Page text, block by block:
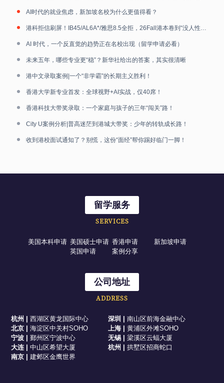
AI时代的就业焦虑，新加坡名校为什么更值得看？
港科拒信刷屏！IB45/AL6A*/雅思8.5全拒，26Fall港本卷到“没人性”！
AI 时代，一个反直觉的趋势正在名校出现（留学申请必看）
未来五年，哪些专业更“稳”？新华社给出的答案，其实很清晰
港中文录取案例|一个“非学霸”的长期主义胜利！
香港大学新专业首发：全球视野+AI实战，仅40席！
香港科技大带奖录取：一个家庭与孩子的三年“闯关”路！
City U案例分析|普高迷茫到港城大带奖：少年的转轨成长路！
收到港校面试通知了？别慌，这份“面经”帮你踢好临门一脚！
留学服务
SERVICES
美国本科申请 美国硕士申请 香港申请
新加坡申请
英国申请
案例分享
公司地址
ADDRESS
杭州 |西湖区黄龙国际中心 深圳
南山区前海金融中心
北京 |海淀区中关村SOHO 上海| 黄浦区外滩SOHO
宁波 |鄞州区宁波中心 无锡| 梁溪区云蝠大厦
大连 |中山区希望大厦 杭州
拱墅区招商蛇口
南京 |建邺区金鹰世界